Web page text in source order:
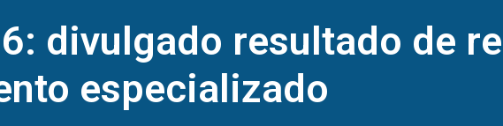
divulgado resultado de
especializado